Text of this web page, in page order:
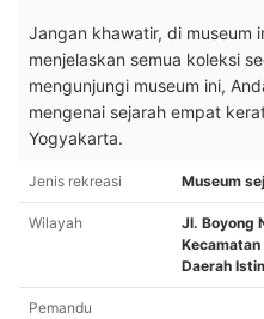
Jangan khawatir, di museum
menjelaskan semua koleksi
mengunjungi museum ini,
mengenai sejarah empat
Yogyakarta.
Jenis rekreasi Museum
Wilayah
Jl. Boyong
Kecamatan
Daerah
Pemandu